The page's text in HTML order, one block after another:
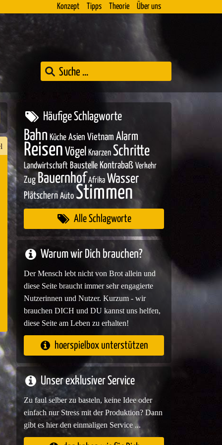
Konzept Tipps Theorie Über uns
Häufige Schlagworte
Bahn Küche Asien Vietnam Alarm
Reisen Vögel Knarzen Schritte
Landwirtschaft Baustelle Kontrabaß Verkehr
Zug Bauernhof Afrika Wasser
Plätschern Auto Stimmen
Alle Schlagworte
Warum wir Dich brauchen?
Der Mensch lebt nicht von Brot allein und
diese Seite braucht immer sehr engagierte
Nutzerinnen und Nutzer. Kurzum - wir
brauchen DICH und DU kannst uns helfen,
diese Seite am Leben zu erhalten!
hoerspielbox unterstützen
Unser exklusiver Service
Zu faul selber zu basteln, keine Idee oder
einfach nur Stress mit der Produktion? Dann
gibt es hier den einmaligen Service ...